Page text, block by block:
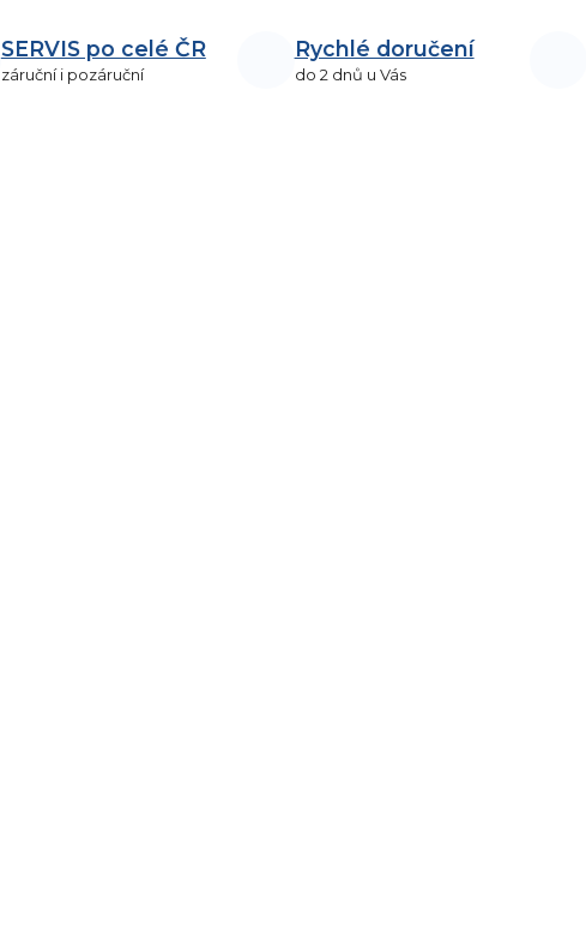
SERVIS po celé ČR
záruční i pozáruční
Rychlé doručení
do 2 dnů u Vás